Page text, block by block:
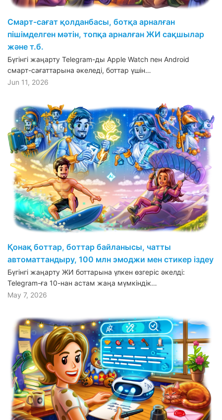
Смарт-сағат қолданбасы, ботқа арналған
пішімделген мәтін, топқа арналған ЖИ сақшылар
және т.б.
Бүгінгі жаңарту Telegram-ды Apple Watch пен Android
смарт-сағаттарына әкеледі, боттар үшін…
Jun 11, 2026
Қонақ боттар, боттар байланысы, чатты
автоматтандыру, 100 млн эмоджи мен стикер іздеу
Бүгінгі жаңарту ЖИ боттарына үлкен өзгеріс әкелді:
Telegram-ға 10-нан астам жаңа мүмкіндік…
May 7, 2026